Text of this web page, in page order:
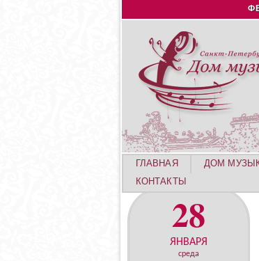
28
ЯНВАРЯ
среда
ГЛАВНАЯ ДОМ
КОНТАКТЫ